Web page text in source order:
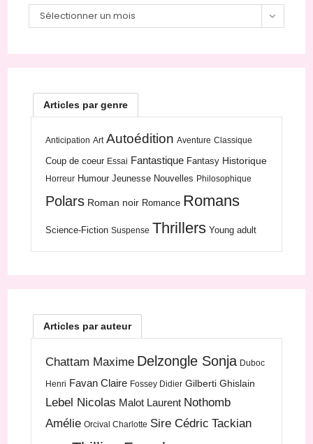
Sélectionner un mois
Articles par genre
Anticipation Art Autoédition Aventure Classique
Coup de coeur Essai Fantastique Fantasy Historique
Horreur Humour Jeunesse Nouvelles Philosophique
Polars Roman noir Romance Romans
Science-Fiction Suspense Thrillers Young adult
Articles par auteur
Chattam Maxime Delzongle Sonja Duboc
Henri Favan Claire Fossey Didier Gilberti Ghislain
Lebel Nicolas Malot Laurent Nothomb
Amélie Orcival Charlotte Sire Cédric Tackian